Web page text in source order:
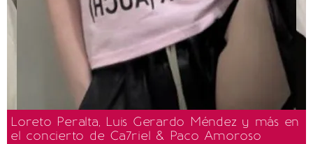
Loreto Peralta, Luis Gerardo Méndez y más en
el concierto de Ca7riel & Paco Amoroso